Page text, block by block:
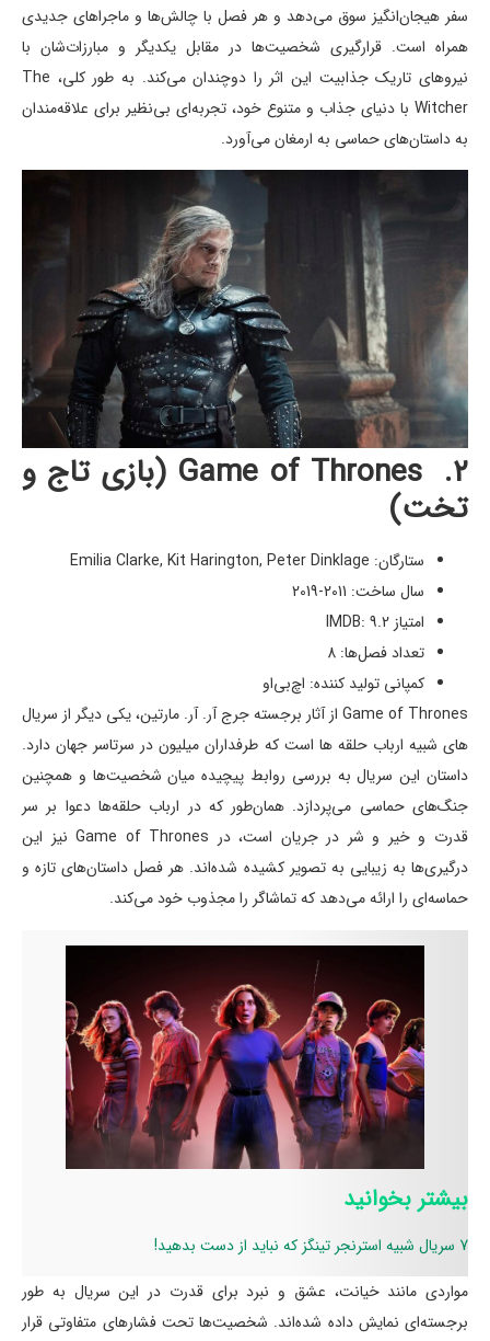
سفر هیجان‌انگیز سوق می‌دهد و هر فصل با چالش‌ها و ماجراهای جدیدی
همراه است. قرارگیری شخصیت‌ها در مقابل یکدیگر و مبارزات‌شان با
نیروهای تاریک جذابیت این اثر را دوچندان می‌کند. به طور کلی، The
Witcher با دنیای جذاب و متنوع خود، تجربه‌ای بی‌نظیر برای علاقه‌مندان
به داستان‌های حماسی به ارمغان می‌آورد.
۲. Game of Thrones (بازی تاج و
تخت)
ستارگان: Emilia Clarke, Kit Harington, Peter Dinklage
سال ساخت: 2011-2019
امتیاز IMDB: 9.2
تعداد فصل‌ها: 8
کمپانی تولید کننده: اچ‌بی‌او
Game of Thrones از آثار برجسته جرج آر. آر. مارتین، یکی دیگر از سریال
های شبیه ارباب حلقه ها است که طرفداران میلیون در سرتاسر جهان دارد.
داستان این سریال به بررسی روابط پیچیده میان شخصیت‌ها و همچنین
جنگ‌های حماسی می‌پردازد. همان‌طور که در ارباب حلقه‌ها دعوا بر سر
قدرت و خیر و شر در جریان است، در Game of Thrones نیز این
درگیری‌ها به زیبایی به تصویر کشیده شده‌اند. هر فصل داستان‌های تازه و
حماسه‌ای را ارائه می‌دهد که تماشاگر را مجذوب خود می‌کند.
بیشتر بخوانید
7 سریال شبیه استرنجر تینگز که نباید از دست بدهید!
مواردی مانند خیانت، عشق و نبرد برای قدرت در این سریال به طور
برجسته‌ای نمایش داده شده‌اند. شخصیت‌ها تحت فشارهای متفاوتی قرار